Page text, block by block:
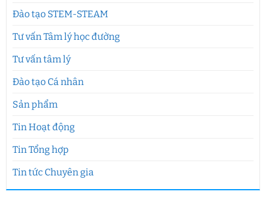
Đào tạo STEM-STEAM
Tư vấn Tâm lý học đường
Tư vấn tâm lý
Đào tạo Cá nhân
Sản phẩm
Tin Hoạt động
Tin Tổng hợp
Tin tức Chuyên gia